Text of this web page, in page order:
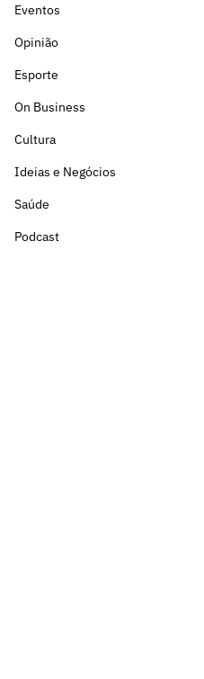
Eventos
Opinião
Esporte
On Business
Cultura
Ideias e Negócios
Saúde
Podcast